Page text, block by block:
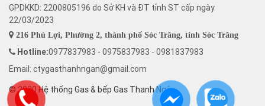
GPDKKD: 2200805196 do Sở KH và ĐT tỉnh ST cấp ngày
22/03/2023
216 Phú Lợi, Phường 2, thành phố Sóc Trăng, tỉnh Sóc Trăng
Hotline:0977837983 - 0975837983 - 0981837983
Email: ctygasthanhngan@gmail.com
© 2020 Hệ thống Gas & bếp Gas Thanh Ngân